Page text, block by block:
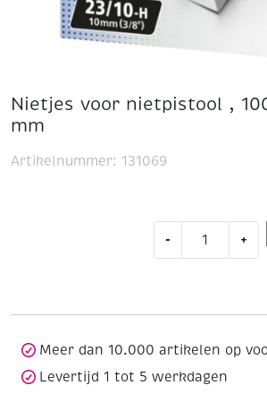
Nietjes voor nietpistool ,
mm
-
10
+
Artikelnummer: 131069
Meer dan 10.000 artikelen op
Levertijd 1 tot 5 werkdagen